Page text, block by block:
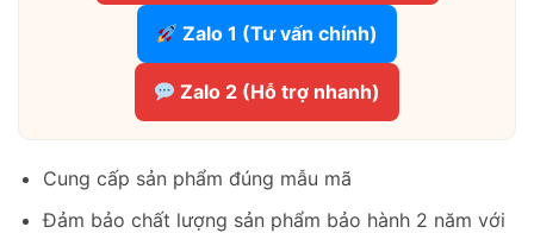
Zalo 1 (Tư vấn chính)
Zalo 2 (Hỗ trợ nhanh)
Cung cấp sản phẩm đúng mẫu mã
Đảm bảo chất lượng sản phẩm bảo hành 2 năm với